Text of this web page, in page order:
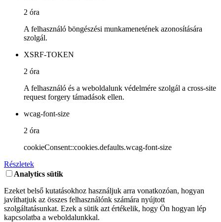
2 óra
A felhasználó böngészési munkamenetének azonosítására
szolgál.
XSRF-TOKEN
2 óra
A felhasználó és a weboldalunk védelmére szolgál a cross-site
request forgery támadások ellen.
wcag-font-size
2 óra
cookieConsent::cookies.defaults.wcag-font-size
Részletek
Analytics sütik
Ezeket belső kutatásokhoz használjuk arra vonatkozóan, hogyan
javíthatjuk az összes felhasználónk számára nyújtott
szolgáltatásunkat. Ezek a sütik azt értékelik, hogy Ön hogyan lép
kapcsolatba a weboldalunkkal.